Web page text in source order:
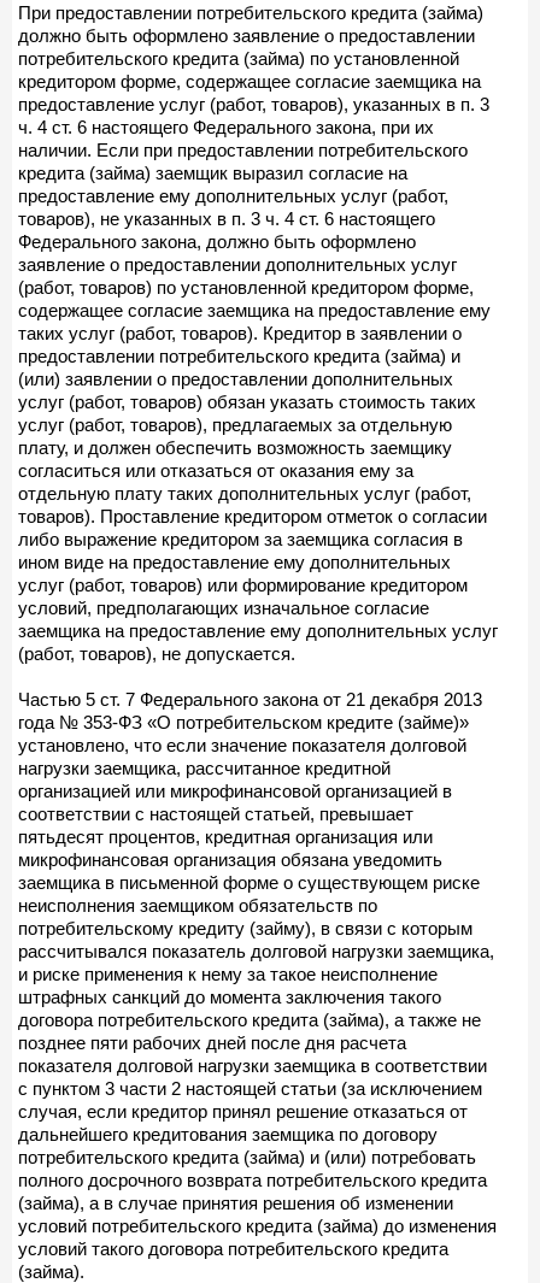
При предоставлении потребительского кредита (займа)
должно быть оформлено заявление о предоставлении
потребительского кредита (займа) по установленной
кредитором форме, содержащее согласие заемщика на
предоставление услуг (работ, товаров), указанных в п. 3
ч. 4 ст. 6 настоящего Федерального закона, при их
наличии. Если при предоставлении потребительского
кредита (займа) заемщик выразил согласие на
предоставление ему дополнительных услуг (работ,
товаров), не указанных в п. 3 ч. 4 ст. 6 настоящего
Федерального закона, должно быть оформлено
заявление о предоставлении дополнительных услуг
(работ, товаров) по установленной кредитором форме,
содержащее согласие заемщика на предоставление ему
таких услуг (работ, товаров). Кредитор в заявлении о
предоставлении потребительского кредита (займа) и
(или) заявлении о предоставлении дополнительных
услуг (работ, товаров) обязан указать стоимость таких
услуг (работ, товаров), предлагаемых за отдельную
плату, и должен обеспечить возможность заемщику
согласиться или отказаться от оказания ему за
отдельную плату таких дополнительных услуг (работ,
товаров). Проставление кредитором отметок о согласии
либо выражение кредитором за заемщика согласия в
ином виде на предоставление ему дополнительных
услуг (работ, товаров) или формирование кредитором
условий, предполагающих изначальное согласие
заемщика на предоставление ему дополнительных услуг
(работ, товаров), не допускается.
Частью 5 ст. 7 Федерального закона от 21 декабря 2013
года № 353-ФЗ «О потребительском кредите (займе)»
установлено, что если значение показателя долговой
нагрузки заемщика, рассчитанное кредитной
организацией или микрофинансовой организацией в
соответствии с настоящей статьей, превышает
пятьдесят процентов, кредитная организация или
микрофинансовая организация обязана уведомить
заемщика в письменной форме о существующем риске
неисполнения заемщиком обязательств по
потребительскому кредиту (займу), в связи с которым
рассчитывался показатель долговой нагрузки заемщика,
и риске применения к нему за такое неисполнение
штрафных санкций до момента заключения такого
договора потребительского кредита (займа), а также не
позднее пяти рабочих дней после дня расчета
показателя долговой нагрузки заемщика в соответствии
с пунктом 3 части 2 настоящей статьи (за исключением
случая, если кредитор принял решение отказаться от
дальнейшего кредитования заемщика по договору
потребительского кредита (займа) и (или) потребовать
полного досрочного возврата потребительского кредита
(займа), а в случае принятия решения об изменении
условий потребительского кредита (займа) до изменения
условий такого договора потребительского кредита
(займа).